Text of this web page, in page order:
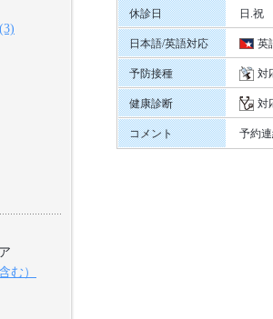
休診日 日.祝
日本語/英語対応 英
予防接種 対
健康診断 対
コメント 予約
む）